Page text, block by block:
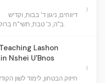
דיווחים, ניגון ד' בבות, וקדיש
ב"ה, כ' טבת, תשי"ח ברוקלין.
›
Lashon
Nshei U'Bnos
חיזוק הבטחון, לימוד לשון
›